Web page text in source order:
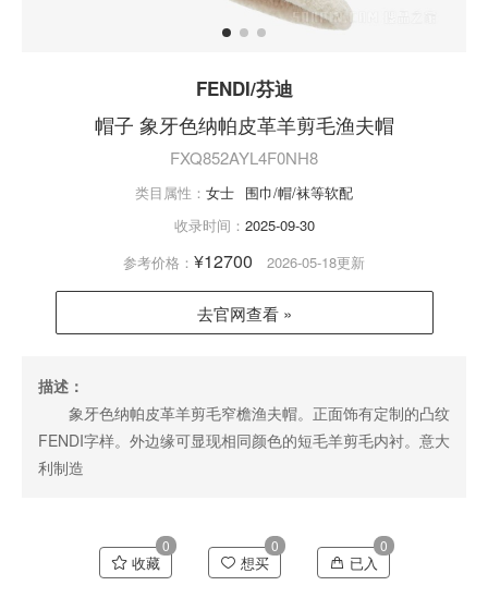
FENDI/芬迪
帽子 象牙色纳帕皮革羊剪毛渔夫帽
FXQ852AYL4F0NH8
类目属性： 女士 围巾/帽/袜等软配
收录时间： 2025-09-30
参考价格： ¥12700 2026-05-18更新
去官网查看 »
描述：
象牙色纳帕皮革羊剪毛窄檐渔夫帽。正面饰有定制的凸纹
FENDI字样。外边缘可显现相同颜色的短毛羊剪毛内衬。意大
利制造
收藏
0
想买
0
已入
0